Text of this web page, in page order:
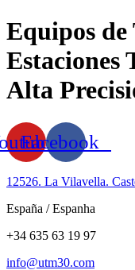
Equipos
Estaciones
Alta
Facebook
12526. La Vilavella.
España / Espanha
+34 635 63 19 97
info@utm30.com